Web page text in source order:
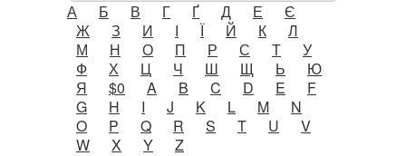
А Б В Г Ґ Д Е
Є
Ж
З И І Ї Й К
Л
М
Н О П Р С Т
У
Ф
Х Ц Ч Ш Щ Ь
Ю
Я
$0 A B C D E
F
G
H I J K L M
N
O
P Q R S T U
V
W
X Y Z